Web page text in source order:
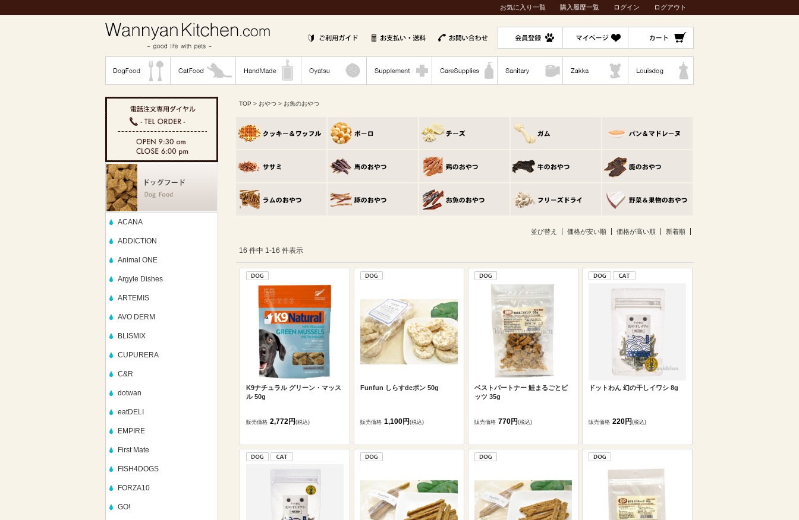
ログアウト
ログイン
購入履歴一覧
お気に入り一覧
ACANA
ADDICTION
Animal ONE
Argyle Dishes
ARTEMIS
AVO DERM
BLISMIX
CUPURERA
C&R
dotwan
eatDELI
EMPIRE
First Mate
FISH4DOGS
FORZA10
GO!
TOP > おやつ > お魚のおやつ
並び替え 価格が安い順 価格が高い順 新着順
16 件中 1-16 件表示
K9ナチュラル グリーン・マッス
ル 50g
販売価格 2,772円(税込)
Funfun しらすdeポン 50g
販売価格 1,100円(税込)
ベストパートナー 鮭まるごとビ
ッツ 35g
販売価格 770円(税込)
ドットわん 幻の干しイワシ 8g
販売価格 220円(税込)